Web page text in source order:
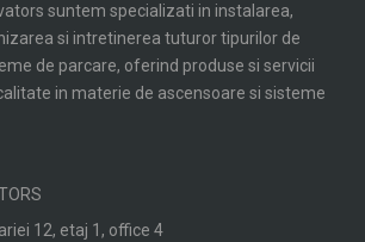
suntem specializati in instalarea,
si intretinerea tuturor tipurilor de
de parcare, oferind produse si servicii
in materie de ascensoare si sisteme
12, etaj 1, office 4